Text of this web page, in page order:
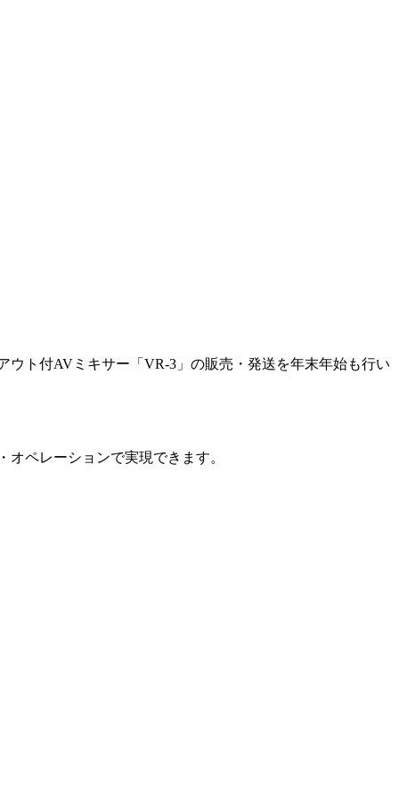
ト付AVミキサー「VR-3」の販売・発送を年末年始も行い
ペレーションで実現できます。